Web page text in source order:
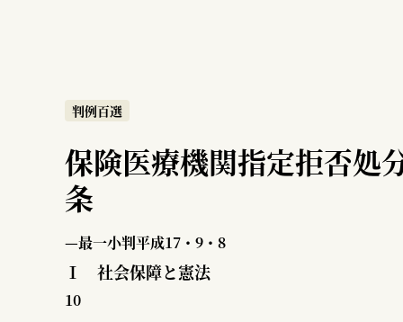
判例百選
保険医療機関指定拒否処
条
—最一小判平成17・9・8
Ⅰ 社会保障と憲法
10